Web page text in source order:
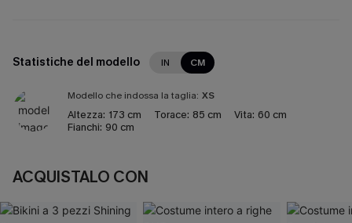
Statistiche del modello IN CM
Modello che indossa la taglia: XS
Altezza: 173 cm Torace: 85 cm Vita: 60 cm
Fianchi: 90 cm
ACQUISTALO CON